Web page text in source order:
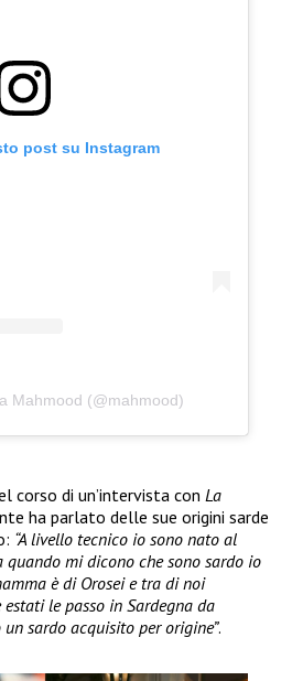
post su Instagram
Mahmood (@mahmood)
corso di un’intervista con La
ha parlato delle sue origini sarde
“A livello tecnico io sono nato al
mi dicono che sono sardo io
è di Orosei e tra di noi
le passo in Sardegna da
sardo acquisito per origine”.